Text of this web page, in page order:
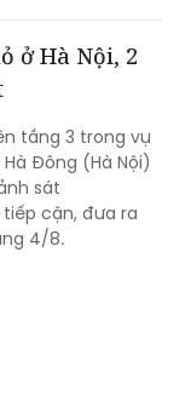
ở Hà Nội, 2
tầng 3 trong vụ
Đông (Hà Nội)
sát
tiếp cận, đưa ra
4/8.